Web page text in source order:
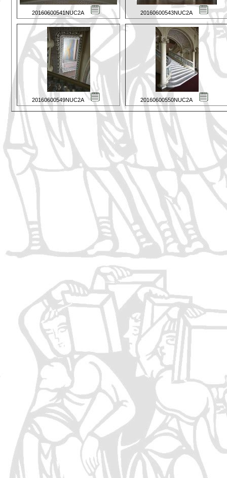
20160600541NUC2A 20160600543NUC2A
20160600549NUC2A 20160600550NUC2A